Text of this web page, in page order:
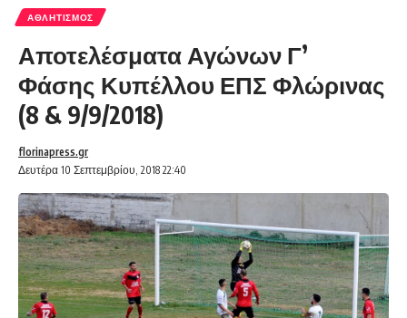
ΑΘΛΗΤΙΣΜΌΣ
Αποτελέσματα Αγώνων Γ’
Φάσης Κυπέλλου ΕΠΣ Φλώρινας
(8 & 9/9/2018)
Δευτέρα 10 Σεπτεμβρίου, 2018 22:40
florinapress.gr